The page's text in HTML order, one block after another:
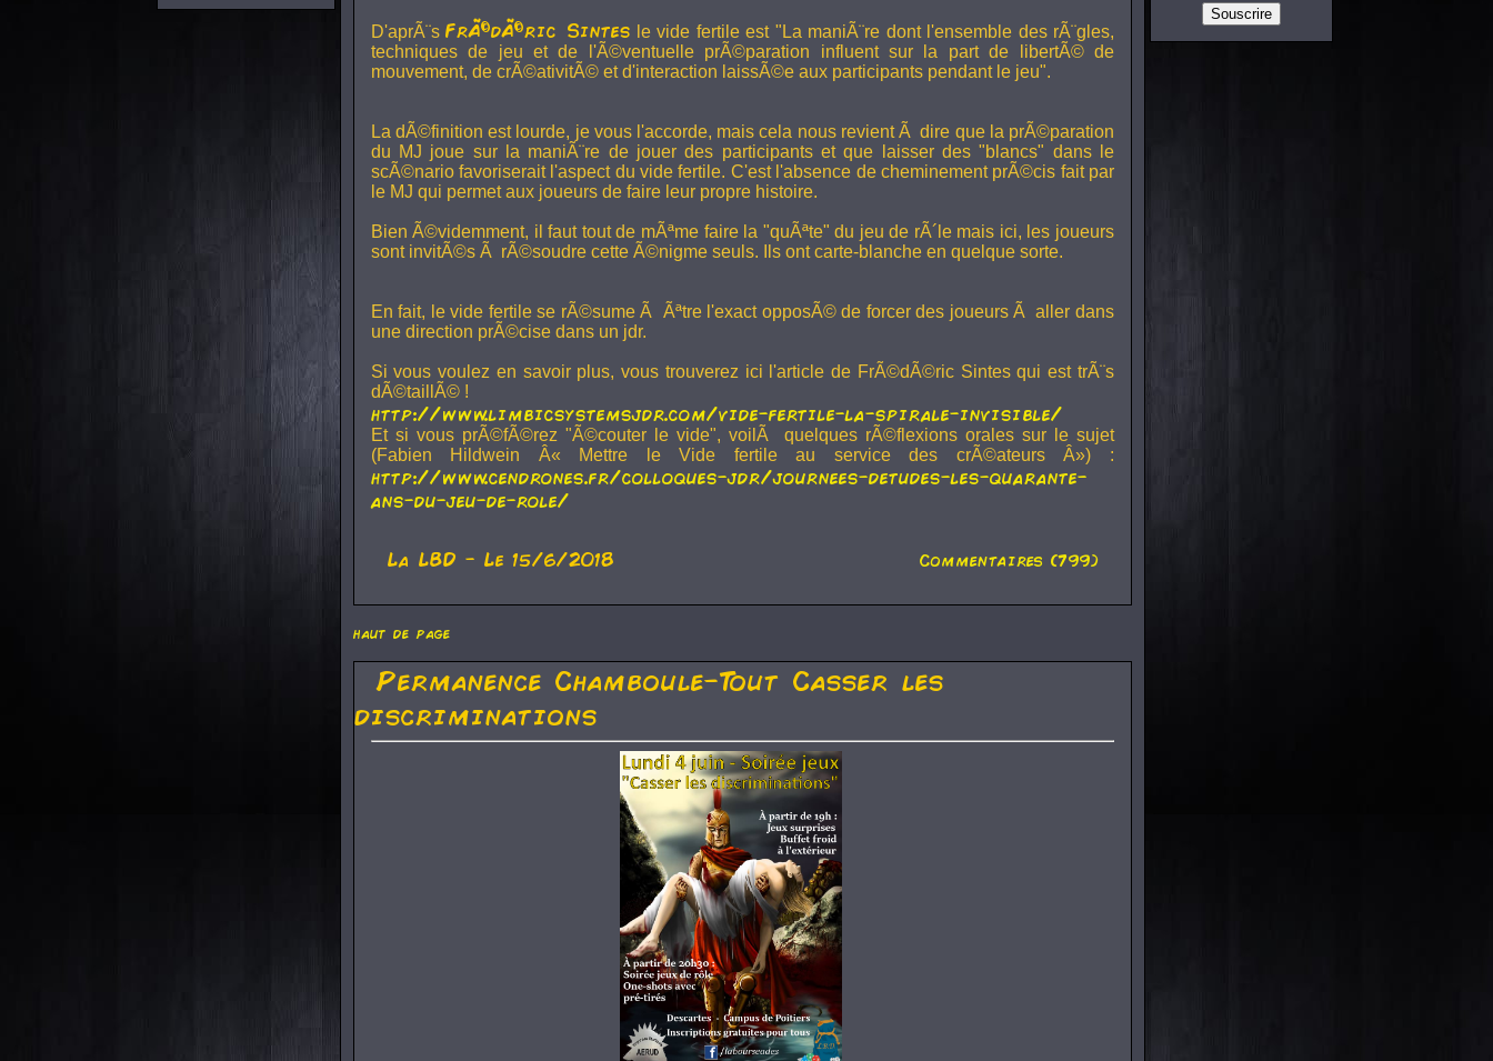
D'aprÃ¨sFrÃ©dÃ©ric Sintes le vide fertile est "La maniÃ¨re dont l'ensemble des rÃ¨gles,
techniques de jeu et de l'Ã©ventuelle prÃ©paration influent sur la part de libertÃ© de
mouvement, de crÃ©ativitÃ© et d'interaction laissÃ©e aux participants pendant le jeu".
La dÃ©finition est lourde, je vous l'accorde, mais cela nous revient Ã dire que la prÃ©paration
du MJ joue sur la maniÃ¨re de jouer des participants et que laisser des "blancs" dans le
scÃ©nario favoriserait l'aspect du vide fertile. C'est l'absence de cheminement prÃ©cis fait par
le MJ qui permet aux joueurs de faire leur propre histoire.
Bien Ã©videmment, il faut tout de mÃªme faire la "quÃªte" du jeu de rÃ´le mais ici, les joueurs
sont invitÃ©s Ã rÃ©soudre cette Ã©nigme seuls. Ils ont carte-blanche en quelque sorte.
En fait, le vide fertile se rÃ©sume Ã Ãªtre l'exact opposÃ© de forcer des joueurs Ã aller dans
une direction prÃ©cise dans un jdr.
Si vous voulez en savoir plus, vous trouverez ici l'article de FrÃ©dÃ©ric Sintes qui est trÃ¨s
dÃ©taillÃ© !
http://www.limbicsystemsjdr.com/vide-fertile-la-spirale-invisible/
Et si vous prÃ©fÃ©rez "Ã©couter le vide", voilÃ quelques rÃ©flexions orales sur le sujet
(Fabien Hildwein Â« Mettre le Vide fertile au service des crÃ©ateurs Â») :
http://www.cendrones.fr/colloques-jdr/journees-detudes-les-quarante-
ans-du-jeu-de-role/
La LBD - Le 15/6/2018 Commentaires (799)
haut de page
Permanence Chamboule-Tout Casser les
discriminations